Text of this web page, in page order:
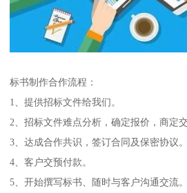
标书制作合作流程：
1、提供招标文件给我们。
2、招标文件难点分析，确定报价，商定交
3、达成合作共识，签订合同及保密协议。
4、客户交预付款。
5、开始撰写标书、随时与客户沟通交流。